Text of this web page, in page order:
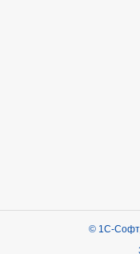
© 1С-